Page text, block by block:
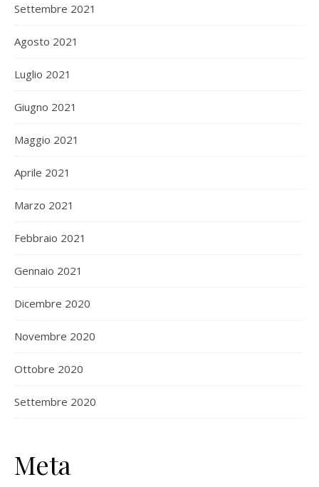
Settembre 2021
Agosto 2021
Luglio 2021
Giugno 2021
Maggio 2021
Aprile 2021
Marzo 2021
Febbraio 2021
Gennaio 2021
Dicembre 2020
Novembre 2020
Ottobre 2020
Settembre 2020
Meta